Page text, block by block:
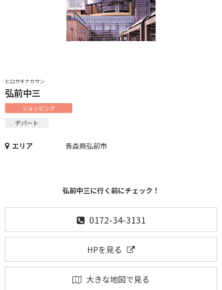
ヒロサキナカサン
弘前中三
ショッピング
デパート
エリア 青森県弘前市
弘前中三に行く前にチェック！
0172-34-3131
HPを見る
大きな地図で見る